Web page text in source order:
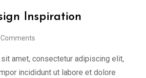
Inspiration
amet, consectetur adipiscing elit,
incididunt ut labore et dolore